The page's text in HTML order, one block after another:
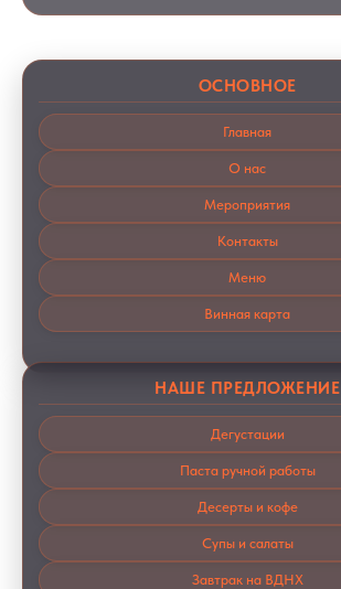
ОСНОВНОЕ
Главная
О нас
Мероприятия
Контакты
Меню
Винная карта
НАШЕ ПРЕДЛОЖЕНИЕ
Дегустации
Паста ручной работы
Десерты и кофе
Супы и салаты
Завтрак на ВДНХ